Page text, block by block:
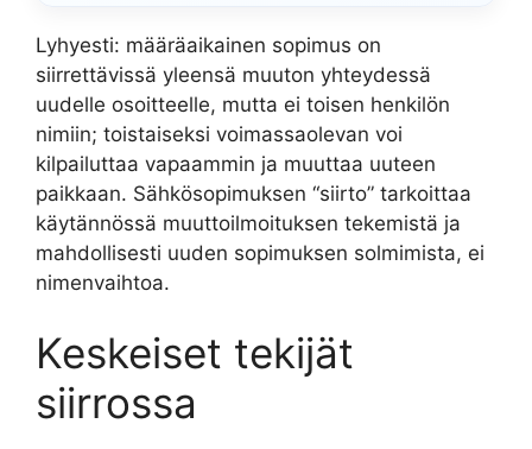
Lyhyesti: määräaikainen sopimus on
siirrettävissä yleensä muuton yhteydessä
uudelle osoitteelle, mutta ei toisen henkilön
nimiin; toistaiseksi voimassaolevan voi
kilpailuttaa vapaammin ja muuttaa uuteen
paikkaan. Sähkösopimuksen “siirto” tarkoittaa
käytännössä muuttoilmoituksen tekemistä ja
mahdollisesti uuden sopimuksen solmimista, ei
nimenvaihtoa.
Keskeiset tekijät
siirrossa